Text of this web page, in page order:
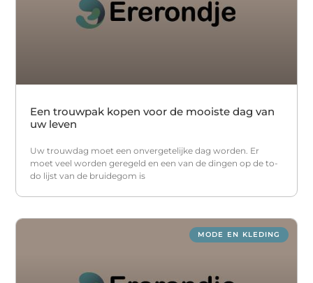
Een trouwpak kopen voor de mooiste dag van
uw leven
Uw trouwdag moet een onvergetelijke dag worden. Er
moet veel worden geregeld en een van de dingen op de to-
do lijst van de bruidegom is
MODE EN KLEDING